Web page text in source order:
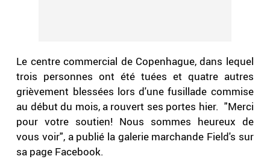
Le centre commercial de Copenhague, dans lequel
trois personnes ont été tuées et quatre autres
grièvement blessées lors d'une fusillade commise
au début du mois, a rouvert ses portes hier. "Merci
pour votre soutien! Nous sommes heureux de
vous voir", a publié la galerie marchande Field's sur
sa page Facebook.